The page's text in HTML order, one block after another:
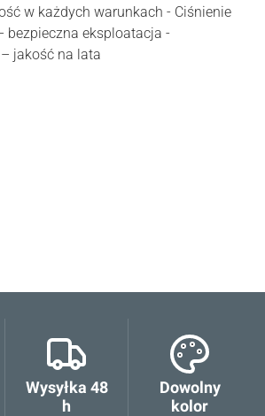
w każdych warunkach - Ciśnienie
bezpieczna eksploatacja -
jakość na lata
Wysyłka 48
h
Dowolny
kolor